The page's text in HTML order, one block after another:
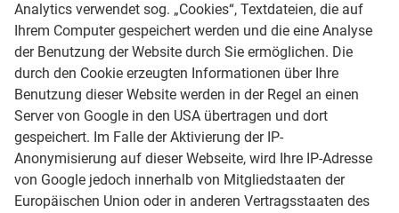
Analytics verwendet sog. „Cookies“, Textdateien, die auf
Ihrem Computer gespeichert werden und die eine Analyse
der Benutzung der Website durch Sie ermöglichen. Die
durch den Cookie erzeugten Informationen über Ihre
Benutzung dieser Website werden in der Regel an einen
Server von Google in den USA übertragen und dort
gespeichert. Im Falle der Aktivierung der IP-
Anonymisierung auf dieser Webseite, wird Ihre IP-Adresse
von Google jedoch innerhalb von Mitgliedstaaten der
Europäischen Union oder in anderen Vertragsstaaten des